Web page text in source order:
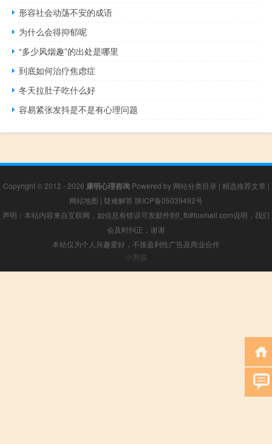
形容社会动荡不安的成语
为什么会得抑郁呢
“多少风烟趣”的出处是哪里
到底如何治疗焦虑症
冬天拉肚子吃什么好
容易紧张发抖是不是有心理问题
Copyright © 2012 - 2026 康明心理咨询Powered by 网站分类目录 | 精选推荐文章 |
网站地图 | 疑难解答 陕ICP备05039492号
声明：本站内容来自互联网，如信息有错误可发邮件到f_fb#foxmail.com说明，我们
会及时纠正，谢谢
本站仅为个人兴趣爱好，不接盈利性广告及商业合作
小男孩